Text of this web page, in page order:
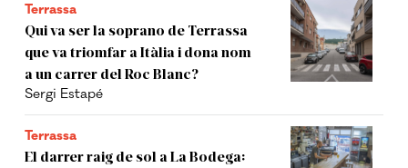
Terrassa
Qui va ser la soprano de Terrassa
que va triomfar a Itàlia i dona nom
a un carrer del Roc Blanc?
Sergi Estapé
Terrassa
El darrer raig de sol a La Bodega: